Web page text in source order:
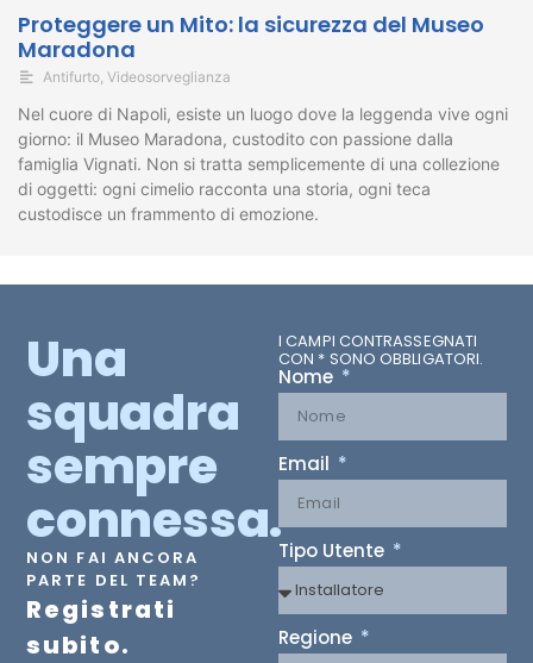
Proteggere un Mito: la sicurezza del Museo
Maradona
Antifurto Videosorveglianza
Nel cuore di Napoli, esiste un luogo dove la leggenda vive ogni
giorno: il Museo Maradona, custodito con passione dalla
famiglia Vignati. Non si tratta semplicemente di una collezione
di oggetti: ogni cimelio racconta una storia, ogni teca
custodisce un frammento di emozione.
Una
squadra
sempre
connessa.
NON FAI ANCORA
PARTE DEL TEAM?
Registrati
subito.
I CAMPI CONTRASSEGNATI
CON * SONO OBBLIGATORI.
Nome
Email
Tipo Utente
Regione